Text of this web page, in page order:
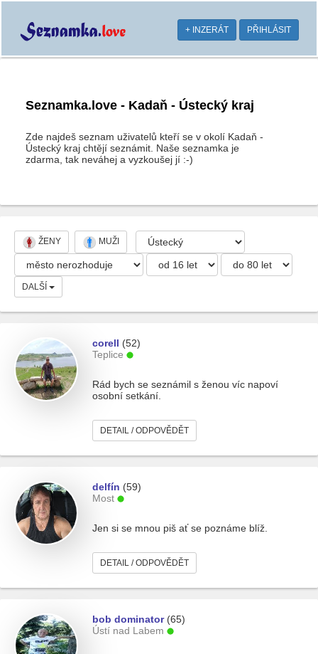
+ INZERÁT PŘIHLÁSIT
Seznamka.love - Kadaň - Ústecký kraj
Zde najdeš seznam uživatelů kteří se v okolí Kadaň -
Ústecký kraj chtějí seznámit. Naše seznamka je
zdarma, tak neváhej a vyzkoušej jí :-)
ŽENY MUŽI
DALŠÍ
corell (52)
Teplice
Rád bych se seznámil s ženou víc napoví
osobní setkání.
DETAIL / ODPOVĚDĚT
delfín (59)
Most
Jen si se mnou piš ať se poznáme blíž.
DETAIL / ODPOVĚDĚT
bob dominator(65)
Ústí nad Labem